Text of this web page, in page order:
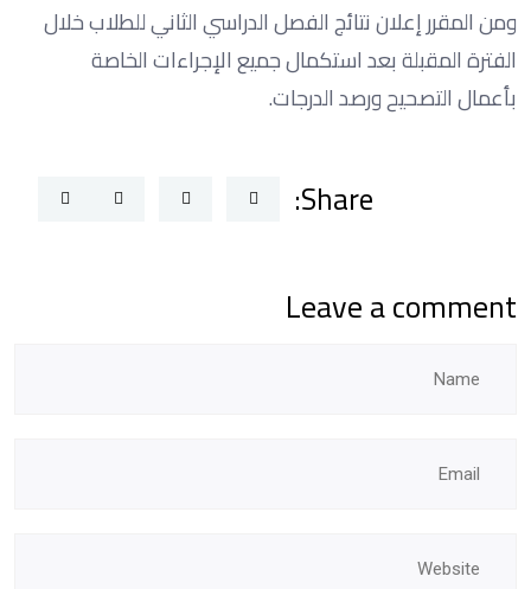
ومن المقرر إعلان نتائج الفصل الدراسي الثاني للطلاب خلال
الفترة المقبلة بعد استكمال جميع الإجراءات الخاصة
بأعمال التصحيح ورصد الدرجات.
Share:
Leave a comment